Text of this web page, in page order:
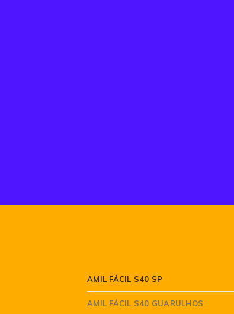
AMIL FÁCIL S40 SP
AMIL FÁCIL S40 GUARULHOS